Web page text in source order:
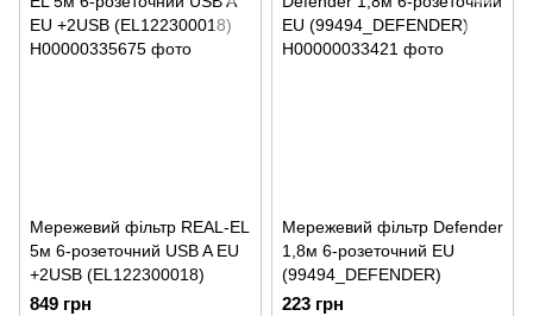
Мережевий фільтр REAL-EL
5м 6-розеточний USB A EU
+2USB (EL122300018)
849 грн
Мережевий фільтр Defender
1,8м 6-розеточний EU
(99494_DEFENDER)
223 грн